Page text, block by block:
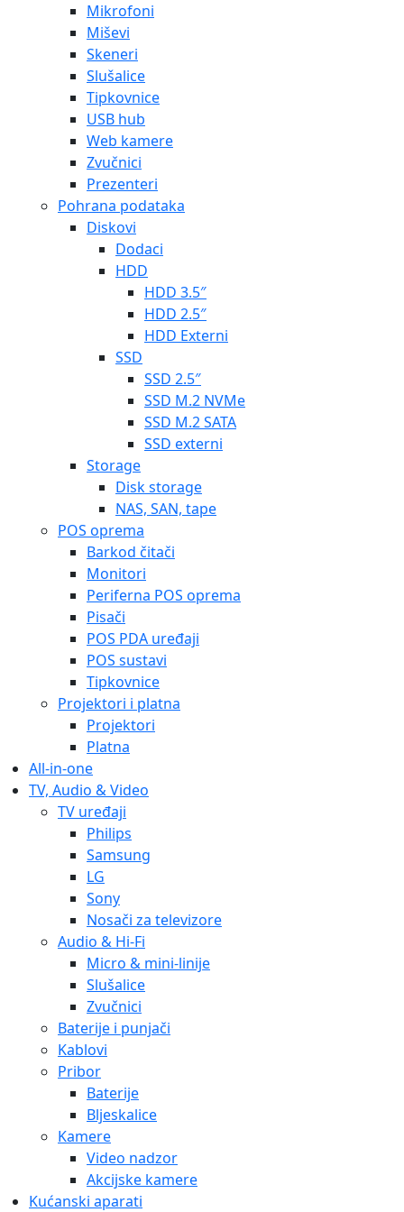
Mikrofoni
Miševi
Skeneri
Slušalice
Tipkovnice
USB hub
Web kamere
Zvučnici
Prezenteri
Pohrana podataka
Diskovi
Dodaci
HDD
HDD 3.5″
HDD 2.5″
HDD Externi
SSD
SSD 2.5″
SSD M.2 NVMe
SSD M.2 SATA
SSD externi
Storage
Disk storage
NAS, SAN, tape
POS oprema
Barkod čitači
Monitori
Periferna POS oprema
Pisači
POS PDA uređaji
POS sustavi
Tipkovnice
Projektori i platna
Projektori
Platna
All-in-one
TV, Audio & Video
TV uređaji
Philips
Samsung
LG
Sony
Nosači za televizore
Audio & Hi-Fi
Micro & mini-linije
Slušalice
Zvučnici
Baterije i punjači
Kablovi
Pribor
Baterije
Bljeskalice
Kamere
Video nadzor
Akcijske kamere
Kućanski aparati